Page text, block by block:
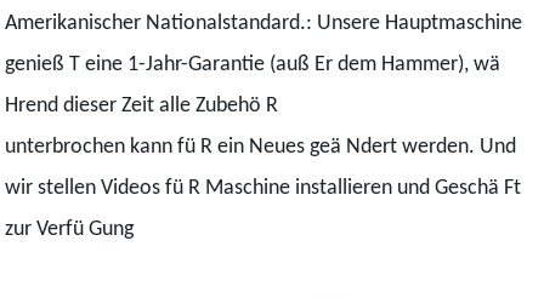
Amerikanischer Nationalstandard.: Unsere Hauptmaschine
genieß T eine 1-Jahr-Garantie (auß Er dem Hammer), wä
Hrend dieser Zeit alle Zubehö R
unterbrochen kann fü R ein Neues geä Ndert werden. Und
wir stellen Videos fü R Maschine installieren und Geschä Ft
zur Verfü Gung